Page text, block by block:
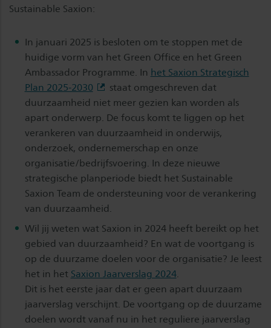
Sustainable Saxion:
In januari 2025 is besloten om te stoppen met de
huidige vorm van het Green Office en het Green
Ambassador Programme. In het Saxion Strategisch
Plan 2025-2030
staat omgeschreven dat
duurzaamheid niet meer gezien kan worden als
apart onderwerp. De focus komt te liggen op het
verankeren van duurzaamheid in onderwijs,
onderzoek, ondernemerschap en onze
organisatie/bedrijfsvoering. In deze nieuwe
strategische planperiode biedt het Sustainable
Saxion Team de ondersteuning voor de verankering
van duurzaamheid.
Wil jij weten wat Saxion in 2024 heeft bereikt op het
gebied van duurzaamheid? En wat de voortgang is
op de duurzame doelen voor de organisatie? Je leest
het in het Saxion Jaarverslag 2024.
Dit is het eerste jaar dat er geen apart duurzaam
jaarverslag verschijnt. De voortgang op de duurzame
doelen wordt vanaf nu in het reguliere jaarverslag